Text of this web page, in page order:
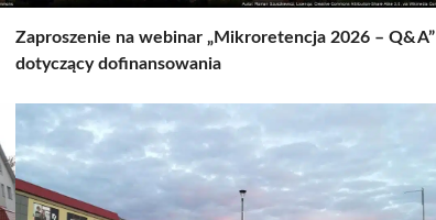
Zaproszenie na webinar „Mikroretencja 2026 – Q&A”
dotyczący dofinansowania